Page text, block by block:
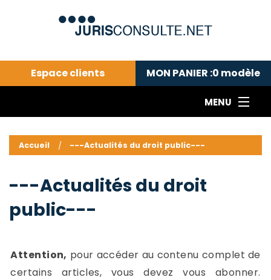
Espace clients MON PANIER :0 modèle
MENU
---Actualités du droit public---
Droit pénal---
Droit privé ---
Abonnement aux actualités
Accueil ---Actualités du droit public---
---Actualités du droit
public---
Attention, pour accéder au contenu complet de
certains articles, vous devez vous abonner.